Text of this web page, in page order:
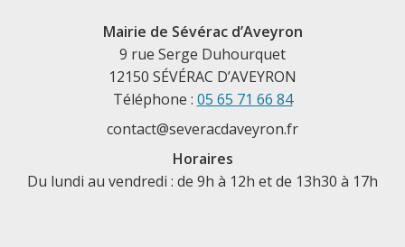
Mairie de Sévérac d’Aveyron
9 rue Serge Duhourquet
12150 SÉVÉRAC D’AVEYRON
Téléphone : 05 65 71 66 84
contact@severacdaveyron.fr
Horaires
Du lundi au vendredi : de 9h à 12h et de 13h30 à 17h